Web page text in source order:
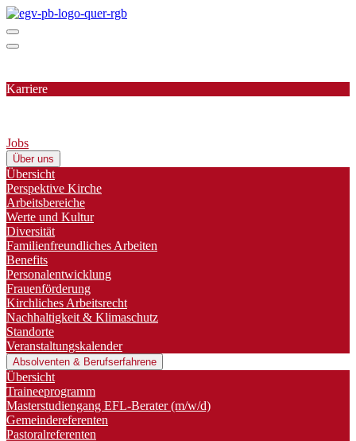
Karriere
Jobs
Über uns
Übersicht
Perspektive Kirche
Arbeitsbereiche
Werte und Kultur
Diversität
Familienfreundliches Arbeiten
Benefits
Personalentwicklung
Frauenförderung
Kirchliches Arbeitsrecht
Nachhaltigkeit & Klimaschutz
Standorte
Veranstaltungskalender
Absolventen & Berufserfahrene
Übersicht
Traineeprogramm
Master­studiengang EFL-Berater (m/w/d)
Gemeindereferenten
Pastoralreferenten